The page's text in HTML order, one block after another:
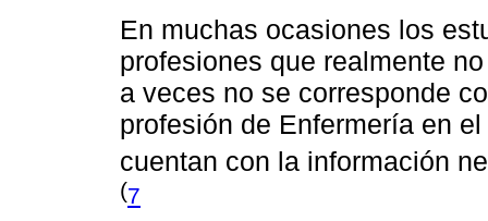
En muchas ocasiones los
profesiones que realmente
a veces no se corresponde
profesión de Enfermería en
cuentan con la información
(7